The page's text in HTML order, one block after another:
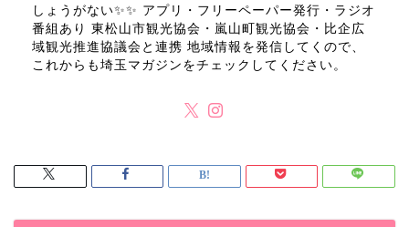
しょうがない✨✨ アプリ・フリーペーパー発行・ラジオ
番組あり 東松山市観光協会・嵐山町観光協会・比企広
域観光推進協議会と連携 地域情報を発信してくので、
これからも埼玉マガジンをチェックしてください。